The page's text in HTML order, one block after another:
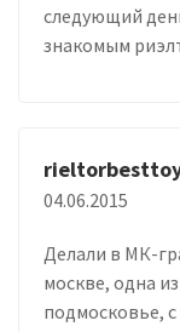
следующий
знакомым
04.06.2015
Делали в МК-
москве, одна
подмосковье,